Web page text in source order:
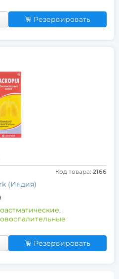
Резервировать
Код товара: 2166
(Индия)
,
Резервировать